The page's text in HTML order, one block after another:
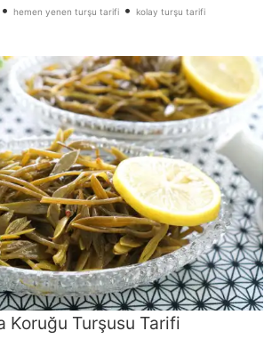
• hemen yenen turşu tarifi • kolay turşu tarifi
Koruğu Turşusu Tarifi